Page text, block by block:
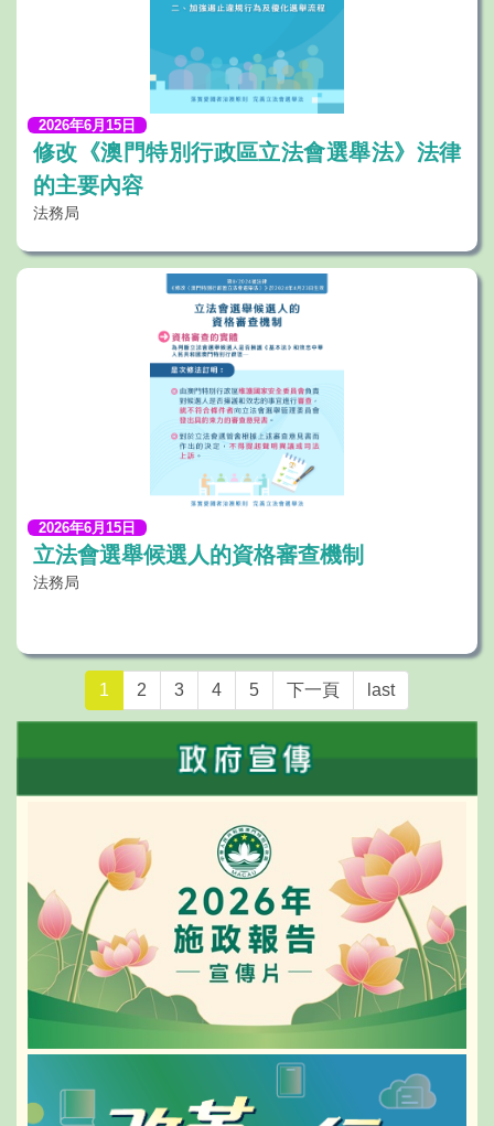
2026年6月15日
修改《澳門特別行政區立法會選舉法》法律
的主要內容
法務局
2026年6月15日
立法會選舉候選人的資格審查機制
法務局
1 2 3 4 5 下一頁 last